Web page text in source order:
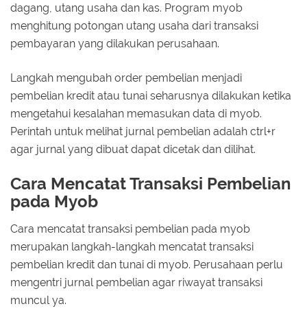
dagang, utang usaha dan kas. Program myob
menghitung potongan utang usaha dari transaksi
pembayaran yang dilakukan perusahaan.
Langkah mengubah order pembelian menjadi
pembelian kredit atau tunai seharusnya dilakukan ketika
mengetahui kesalahan memasukan data di myob.
Perintah untuk melihat jurnal pembelian adalah ctrl+r
agar jurnal yang dibuat dapat dicetak dan dilihat.
Cara Mencatat Transaksi Pembelian
pada Myob
Cara mencatat transaksi pembelian pada myob
merupakan langkah-langkah mencatat transaksi
pembelian kredit dan tunai di myob. Perusahaan perlu
mengentri jurnal pembelian agar riwayat transaksi
muncul ya.